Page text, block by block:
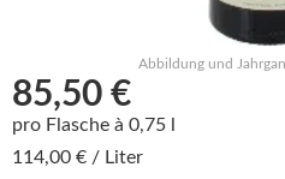
Abbildung und
85,50 €
pro Flasche à 0,75 l
114,00 € / Liter